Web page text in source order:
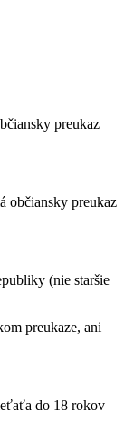
preukaz
občiansky preukaz
(nie staršie
preukaze, ani
do 18 rokov